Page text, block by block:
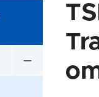
Undermeny